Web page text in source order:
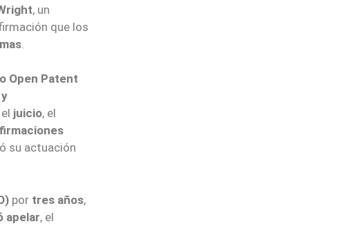
, un
que los
Open Patent
juicio, el
su actuación
por tres años,
apelar, el